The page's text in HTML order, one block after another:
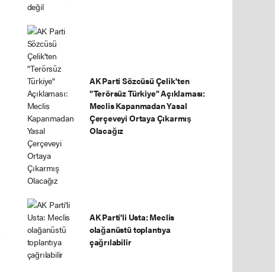
AK Parti Sözcüsü Çelik'ten
"Terörsüz Türkiye" Açıklaması:
Meclis Kapanmadan Yasal
Çerçeveyi Ortaya Çıkarmış
Olacağız
AK Parti'li Usta: Meclis
olağanüstü toplantıya
çağrılabilir